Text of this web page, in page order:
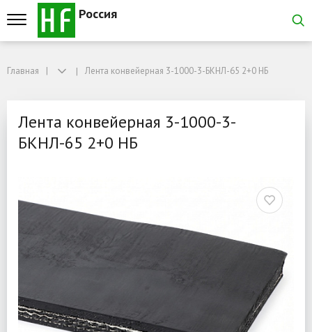
Россия
Лента конвейерная 3-1000-3-БКНЛ-65 2+0 НБ
Главная Лента конвейерная 3-1000-3-БКНЛ-65 2+0 НБ
Лента конвейерная 3-1000-3-
БКНЛ-65 2+0 НБ